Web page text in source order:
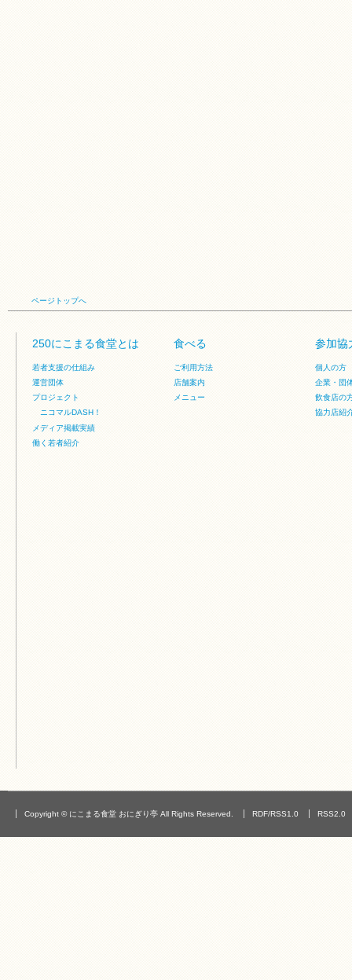
ページトップへ
250にこまる食堂とは
若者支援の仕組み
運営団体
プロジェクト
ニコマルDASH！
メディア掲載実績
働く若者紹介
食べる
ご利用方法
店舗案内
メニュー
参加協
個人の方
企業・団
飲食店の
協力店紹
Copyright © にこまる食堂 おにぎり亭 All Rights Reserved. RDF/RSS1.0 RSS2.0